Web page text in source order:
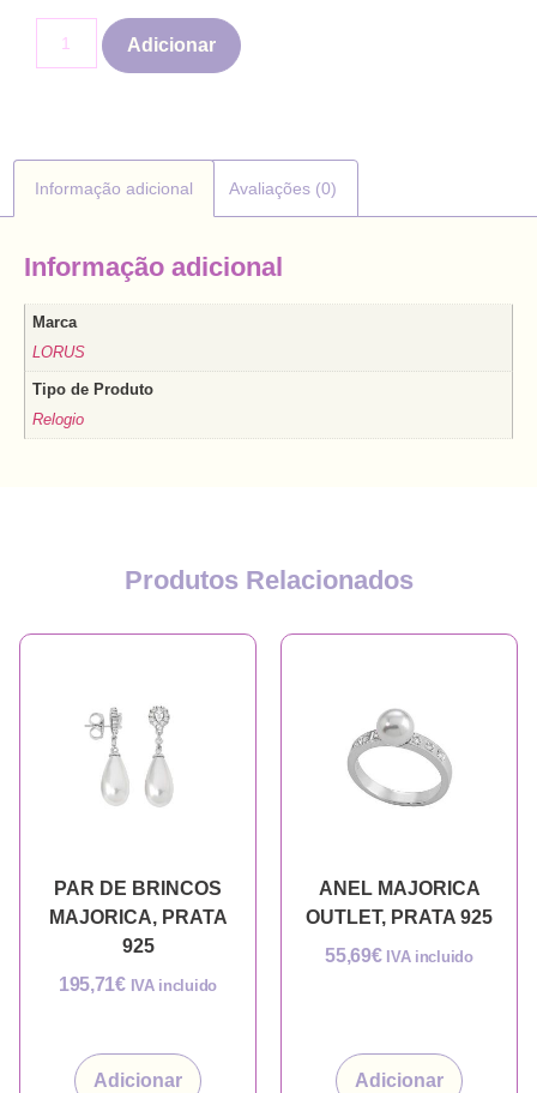
Adicionar
Informação adicional Avaliações (0)
Informação adicional
Marca
LORUS
Tipo de Produto
Relogio
Produtos Relacionados
PAR DE BRINCOS
MAJORICA, PRATA
925
195,71€ IVA incluido
Adicionar
ANEL MAJORICA
OUTLET, PRATA 925
55,69€ IVA incluido
Adicionar